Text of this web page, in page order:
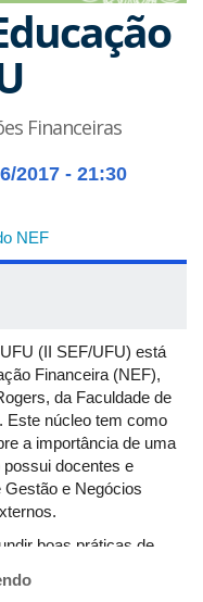
Financeiras
2017 - 21:30
NEF
(II SEF/UFU) está
Financeira (NEF),
da Faculdade de
Este núcleo tem como
a importância de uma
docentes e
e Negócios
boas práticas de
financeiro está